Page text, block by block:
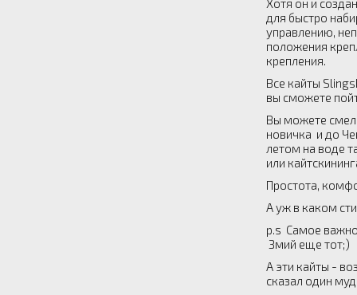
Хотя он и
для быстро
управлению,
положения
крепления.
Все кайты
вы сможете
Вы можете
новичка и до
летом на воде
или
Простота,
А уж в каком
p.s Самое
Змий еще тот;)
А эти кайты -
сказал один